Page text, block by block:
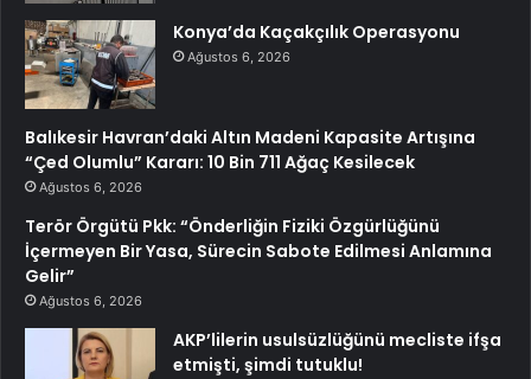
Konya’da Kaçakçılık Operasyonu
Ağustos 6, 2026
Balıkesir Havran’daki Altın Madeni Kapasite Artışına
“Çed Olumlu” Kararı: 10 Bin 711 Ağaç Kesilecek
Ağustos 6, 2026
Terör Örgütü Pkk: “Önderliğin Fiziki Özgürlüğünü
İçermeyen Bir Yasa, Sürecin Sabote Edilmesi Anlamına
Gelir”
Ağustos 6, 2026
AKP’lilerin usulsüzlüğünü mecliste ifşa
etmişti, şimdi tutuklu!